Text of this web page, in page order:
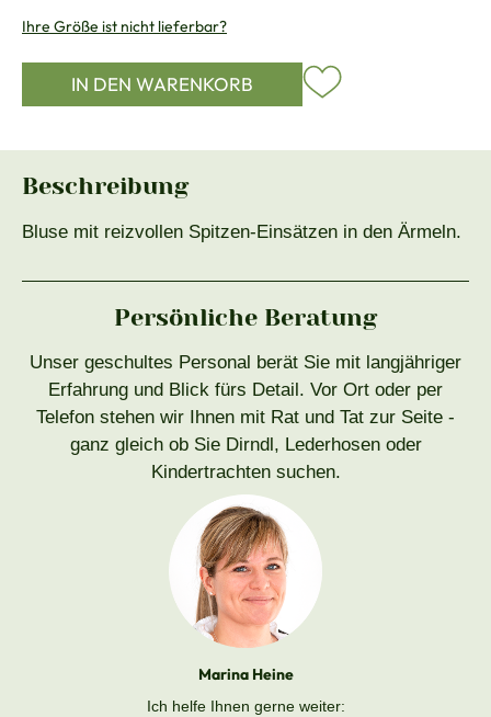
Ihre Größe ist nicht lieferbar?
IN DEN WARENKORB
Beschreibung
Bluse mit reizvollen Spitzen-Einsätzen in den Ärmeln.
Persönliche Beratung
Unser geschultes Personal berät Sie mit langjähriger
Erfahrung und Blick fürs Detail. Vor Ort oder per
Telefon stehen wir Ihnen mit Rat und Tat zur Seite -
ganz gleich ob Sie Dirndl, Lederhosen oder
Kindertrachten suchen.
Marina Heine
Ich helfe Ihnen gerne weiter: